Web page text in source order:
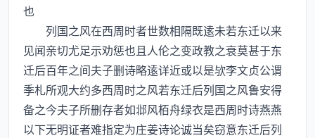
也
列国之风在西周时者世数相隔既逺未若东迁以来
见闻亲切尤足示劝惩也且人伦之变政教之衰莫甚于东
迁后百年之间夫子删诗略逺详近或以是欤李文贞公谓
季札所观大约多西周时之风若东迁后列国之风鲁安得
备之今夫子所删存者如邶风栢舟绿衣是西周时诗燕燕
以下无明证者难指定为庄姜诗论诚当矣窃意东迁后列